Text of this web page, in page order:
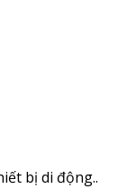
bị di động..